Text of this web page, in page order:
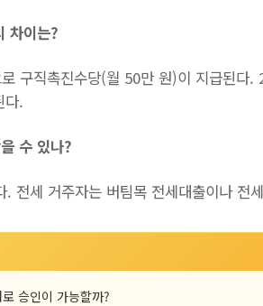
차이는?
구직촉진수당(월 50만 원)이 지급된다
다.
수 있나?
전세 거주자는 버팀목 전세대출이나 전
승인이 가능할까?